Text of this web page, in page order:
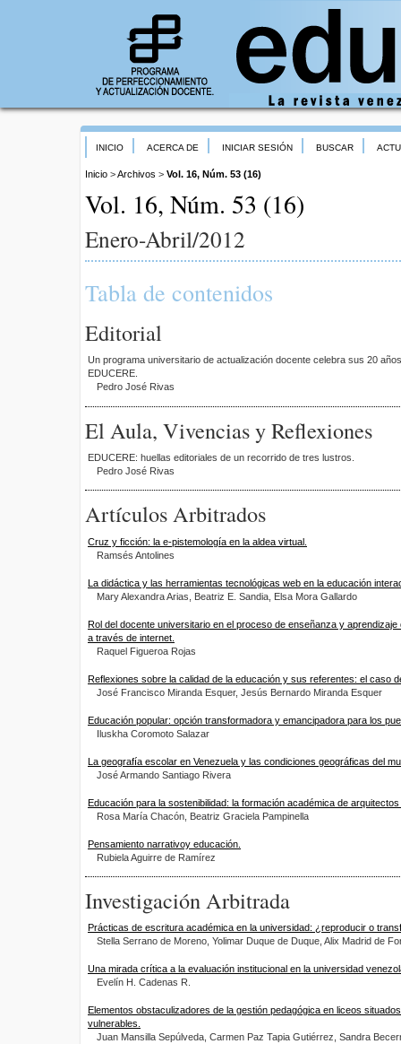
INICIO ACERCA DE INICIAR SESIÓN BUSCAR
Inicio >Archivos > Vol. 16, Núm. 53 (16)
Vol. 16, Núm. 53 (16)
Enero-Abril/2012
Tabla de contenidos
Editorial
Un programa universitario de actualización docente celebra sus 20
EDUCERE.
Pedro José Rivas
El Aula, Vivencias y Reflexiones
EDUCERE: huellas editoriales de un recorrido de tres lustros.
Pedro José Rivas
Artículos Arbitrados
Cruz y ficción: la e-pistemología en la aldea virtual.
Ramsés Antolines
La didáctica y las herramientas tecnológicas web en la educación
Mary Alexandra Arias, Beatriz E. Sandia, Elsa Mora Gallardo
Rol del docente universitario en el proceso de enseñanza y
a través de internet.
Raquel Figueroa Rojas
Reflexiones sobre la calidad de la educación y sus referentes: el caso
José Francisco Miranda Esquer, Jesús Bernardo Miranda Esquer
Educación popular: opción transformadora y emancipadora para los
Iluskha Coromoto Salazar
La geografía escolar en Venezuela y las condiciones geográficas del
José Armando Santiago Rivera
Educación para la sostenibilidad: la formación académica de
Rosa María Chacón, Beatriz Graciela Pampinella
Pensamiento narrativoy educación.
Rubiela Aguirre de Ramírez
Investigación Arbitrada
Prácticas de escritura académica en la universidad: ¿reproducir o
Stella Serrano de Moreno, Yolimar Duque de Duque, Alix Madrid de
Una mirada crítica a la evaluación institucional en la universidad
Evelín H. Cadenas R.
Elementos obstaculizadores de la gestión pedagógica en liceos
vulnerables.
Juan Mansilla Sepúlveda, Carmen Paz Tapia Gutiérrez, Sandra